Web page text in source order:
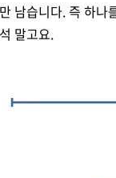
남습니다. 즉 하나
말고요.